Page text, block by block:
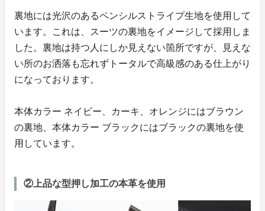
裏地には光沢のあるペンシルストライプ生地を使用して
います。これは、スーツの裏地をイメージして採用しま
した。裏地は持つ人にしか見えない箇所ですが、見えな
い所のお洒落も忘れずトータルで高級感のある仕上がり
になっております。
本体カラー ネイビー、カーキ、オレンジにはブラウン
の裏地、本体カラー ブラックにはブラックの裏地を使
用しています。
②上品な型押し加工の本革を使用